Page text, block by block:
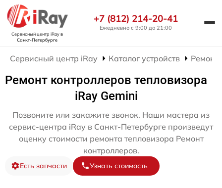
Сервисный центр iRayв
Санкт-Петербурге
+7 (812) 214-20-41
Ежедневно с 9:00 до 21:00
Сервисный центр iRay Каталог устройств Ремонт
Ремонт контроллеров тепловизора
iRay Gemini
Позвоните или закажите звонок. Наши мастера из
сервис-центра iRay в Санкт-Петербурге произведут
оценку стоимости ремонта тепловизора Ремонт
контроллеров.
Есть запчасти Узнать стоимость